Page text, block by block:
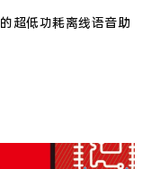
超低功耗离线语音助